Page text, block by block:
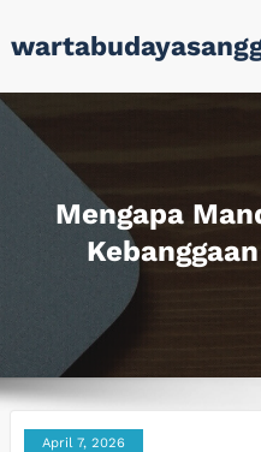
to
Mengapa
April 7, 2026